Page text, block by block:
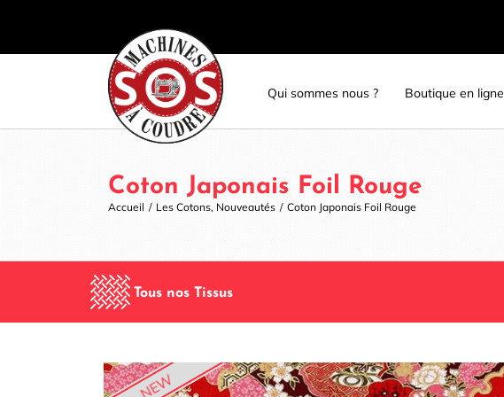
content
Qui sommes nous ? Boutique en ligne
Coton Japonais Foil Rouge
Accueil / Les Cotons, Nouveautés / Coton Japonais Foil Rouge
Tous nos Tissus
NEW